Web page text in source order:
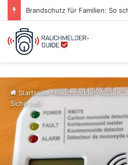
Startseite/Rauchmelder-Wissen:
Sicherheit